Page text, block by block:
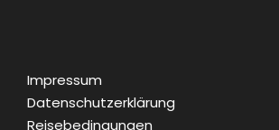
Impressum
Datenschutzerklärung
Reisebedingungen